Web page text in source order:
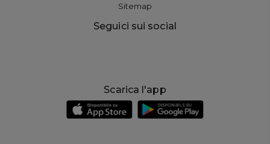
Sitemap
Seguici sui social
Scarica l'app